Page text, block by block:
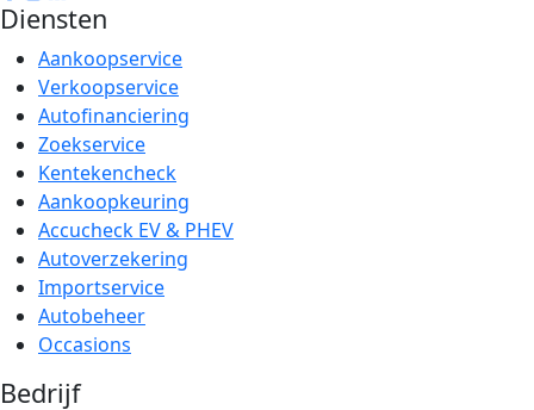
Diensten
Aankoopservice
Verkoopservice
Autofinanciering
Zoekservice
Kentekencheck
Aankoopkeuring
Accucheck EV & PHEV
Autoverzekering
Importservice
Autobeheer
Occasions
Bedrijf